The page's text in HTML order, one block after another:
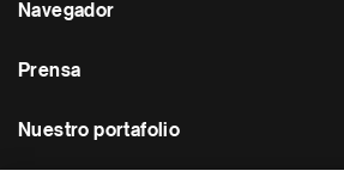
Navegador
Prensa
Nuestro portafolio